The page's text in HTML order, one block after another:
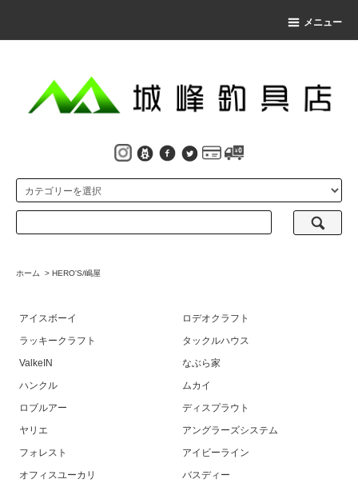
メニュー
ホーム > HERO'S/嶋屋
アイスボーイ
ロデオクラフト
ラッキークラフト
タックルハウス
ValkeIN
なぶら家
ハンクル
ムカイ
ロブルアー
ディスプラウト
ヤリエ
アングラーズシステム
フォレスト
アイビーライン
オフィスユーカリ
バスディー